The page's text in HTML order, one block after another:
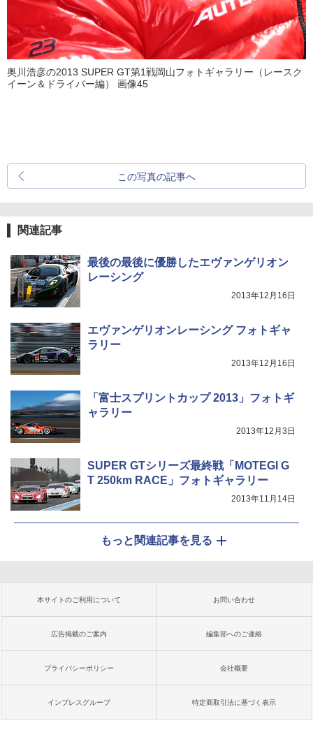
奥川浩彦の2013 SUPER GT第1戦岡山フォトギャラリー（レースク
イーン＆ドライバー編） 画像45
この写真の記事へ
関連記事
最後の最後に優勝したエヴァンゲリオン
レーシング
2013年12月16日
エヴァンゲリオンレーシング フォトギャ
ラリー
2013年12月16日
「富士スプリントカップ 2013」フォトギ
ャラリー
2013年12月3日
SUPER GTシリーズ最終戦「MOTEGI G
T 250km RACE」フォトギャラリー
2013年11月14日
もっと関連記事を見る
本サイトのご利用について お問い合わせ
広告掲載のご案内 編集部へのご連絡
プライバシーポリシー 会社概要
インプレスグループ 特定商取引法に基づく表示